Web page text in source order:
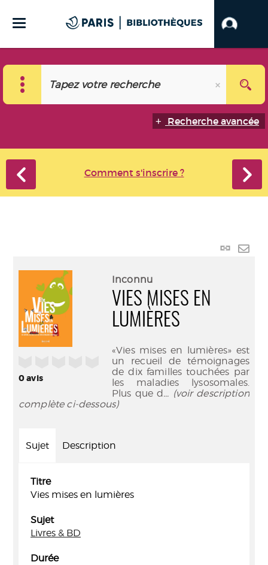
Recherche avancée
Comment s'inscrire ?
Lien
0avis
Inconnu
VIES MISES EN
LUMIÈRES
«Vies mises en lumières» est
un recueil de témoignages
de dix familles touchées par
les maladies lysosomales.
Plus que d... (voir description
complète ci-dessous)
Sujet Description
Titre
Vies mises en lumières
Sujet
Livres & BD
Durée